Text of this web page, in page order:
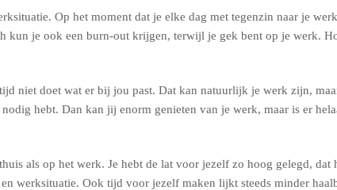
Op het moment dat je elke dag met tegenzin naar je
kun je ook een burn-out krijgen, terwijl je gek bent op je werk.
niet doet wat er bij jou past. Dat kan natuurlijk je werk zijn,
hebt. Dan kan jij enorm genieten van je werk, maar is er
als op het werk. Je hebt de lat voor jezelf zo hoog gelegd, dat
werksituatie. Ook tijd voor jezelf maken lijkt steeds minder